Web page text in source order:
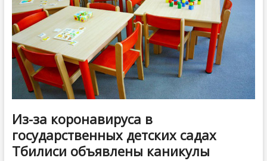
Из-за коронавируса в
государственных детских садах
Тбилиси объявлены каникулы